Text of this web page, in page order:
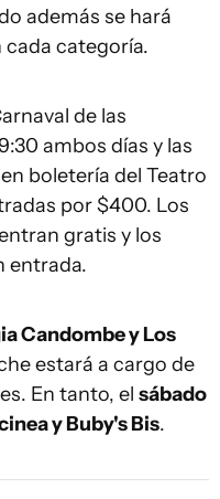
además se hará
categoría.
de las
ambos días y las
boletería del Teatro
por $400. Los
gratis y los
entrada.
Candombe y Los
estará a cargo de
En tanto, el sábado
y Buby's Bis.